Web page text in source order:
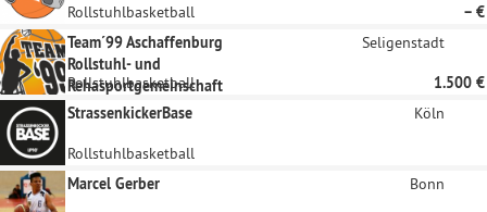
Rollstuhlbasketball
– €
Team´99 Aschaffenburg
Rollstuhl- und
Rehasportgemeinschaft
Seligenstadt
Rollstuhlbasketball
1.500 €
StrassenkickerBase
Köln
Rollstuhlbasketball
Marcel Gerber
Bonn